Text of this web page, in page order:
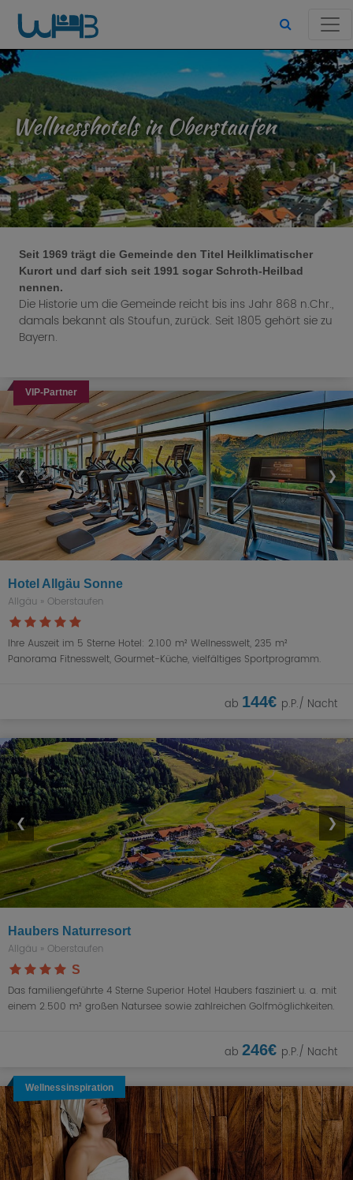
Wellnesshotels in Oberstaufen
Seit 1969 trägt die Gemeinde den Titel Heilklimatischer
Kurort und darf sich seit 1991 sogar Schroth-Heilbad
nennen.
Die Historie um die Gemeinde reicht bis ins Jahr 868 n.Chr.,
damals bekannt als Stoufun, zurück. Seit 1805 gehört sie zu
Bayern.
VIP-Partner
❮ ❯
Hotel Allgäu Sonne
Allgäu » Oberstaufen
Ihre Auszeit im 5 Sterne Hotel: 2.100 m² Wellnesswelt, 235 m²
Panorama Fitnesswelt, Gourmet-Küche, vielfältiges Sportprogramm.
ab 144€ p.P./ Nacht
❮ ❯
Haubers Naturresort
Allgäu » Oberstaufen
S
Das familiengeführte 4 Sterne Superior Hotel Haubers fasziniert u. a. mit
einem 2.500 m² großen Natursee sowie zahlreichen Golfmöglichkeiten.
ab 246€ p.P./ Nacht
Wellnessinspiration